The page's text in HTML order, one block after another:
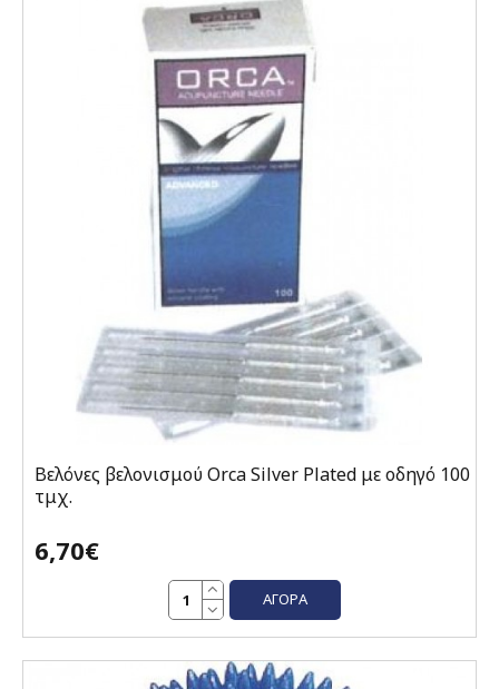
Βελόνες βελονισμού Orca Silver Plated με οδηγό 100
τμχ.
6,70€
ΑΓΟΡΆ